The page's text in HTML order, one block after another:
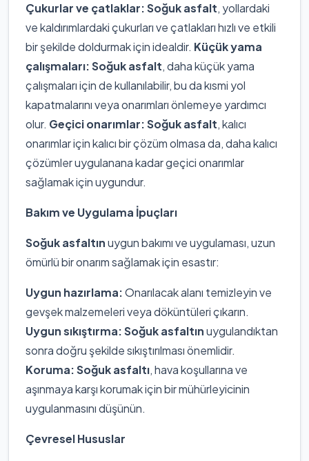
Çukurlar ve çatlaklar:Soğuk asfalt, yollardaki
ve kaldırımlardaki çukurları ve çatlakları hızlı ve etkili
bir şekilde doldurmak için idealdir. Küçük yama
çalışmaları:Soğuk asfalt, daha küçük yama
çalışmaları için de kullanılabilir, bu da kısmi yol
kapatmalarını veya onarımları önlemeye yardımcı
olur. Geçici onarımlar:Soğuk asfalt, kalıcı
onarımlar için kalıcı bir çözüm olmasa da, daha kalıcı
çözümler uygulanana kadar geçici onarımlar
sağlamak için uygundur.
Bakım ve Uygulama İpuçları
Soğuk asfaltınuygun bakımı ve uygulaması, uzun
ömürlü bir onarım sağlamak için esastır:
Uygun hazırlama:Onarılacak alanı temizleyin ve
gevşek malzemeleri veya döküntüleri çıkarın.
Uygun sıkıştırma:Soğuk asfaltınuygulandıktan
sonra doğru şekilde sıkıştırılması önemlidir.
Koruma:Soğuk asfaltı, hava koşullarına ve
aşınmaya karşı korumak için bir mühürleyicinin
uygulanmasını düşünün.
Çevresel Hususlar